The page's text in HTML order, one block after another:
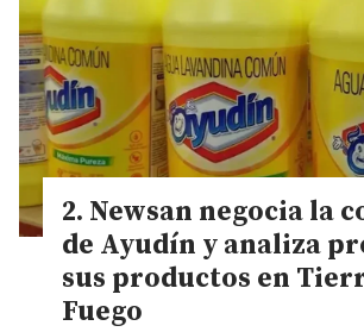
Newsan negocia la
de Ayudín y analiza
sus productos en
Fuego